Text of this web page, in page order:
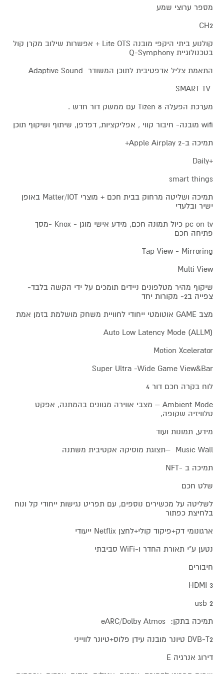
מספר ערוצי שמע
CH2
קולנוע ביתי היקפי מובנה Lite OTS + אפשרות שילוב מקרן קול
בטכנולוגיית Q-Symphony
התאמת צליל אדפטיבית לתוכן המשודר Adaptive Sound
מערכת הפעלה 8 Tizen עם ממשק דור חדש .
wifi מובנה- חיבור קווי , אפליקציות, דפדפן, שיתוף ושיקוף תוכן
תמיכה ב-Apple Airplay 2+
+Daily
smart things
תמיכה ושליטה מרחוק בבית חכם + מוצרי Matter/IOT באופן
ישיר ובלעדי
pc on tv כיול תמונה חכם, מידע אישי מוגן - Knox -מסך
פתיחה חכם
Tap View - Mirroring
Multi View
שיקוף מהיר מטלפונים ניידים תומכים על ידי הקשה בלבד-
צפייה ב2- מקורות יחד
מצב GAME אוטומטי ייחודי לחוויית משחק מושלמת בזמן אמת
Auto Low Latency Mode (ALLM)
Motion Xcelerator
Super Ultra -Wide Game View&Bar
לוח בקרה חכם דור 4
Ambient Mode – מצבי אווירה מגוונים בהמתנה, אפקט
טלוויזיה שקופה,
מידע, תמונות ועוד
Music Wall –תצוגת מוסיקה אקטיבית משתנה
תמיכה ב -NFT
שלט חכם
לשליטה על מכשירים נוספים, עם תפריט נגישות ייחודי קל ונוח
בלחיצת כפתור
ארגונומי דק+פיקוד קולי+לחצן Netflix ייעודי
נטען ע"י תאורת החדר ו-WiFi סביבתי
חיבורים
HDMI 3
usb 2
תמיכה בתקן: eARC/Dolby Atmos
DVB-T2 טיונר מובנה עידן פלוס+טיונר לווייני
דירוג אנרגיה E